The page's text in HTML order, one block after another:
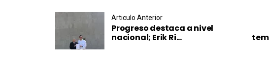
Post navigation
Articulo Anterior
Progreso destaca a nivel
nacional; Erik Ri...